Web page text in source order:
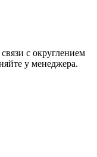
с округлением
у менеджера.